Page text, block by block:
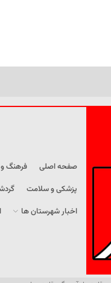
صفحه اصلی فرهنگ
پزشکی و سلامت
اخبار شهرستان ها